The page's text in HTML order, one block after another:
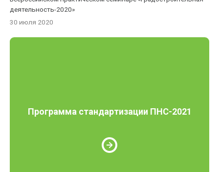
деятельность-2020»
30 июля 2020
Программа стандартизации ПНС-2021